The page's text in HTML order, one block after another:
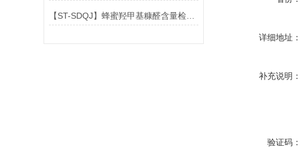
详细地址：
补充说明：
验证码：